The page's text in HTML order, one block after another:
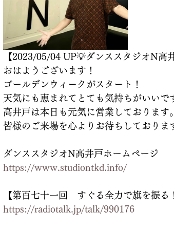
【2023/05/04 UP💡ダンススタジオN
おはようございます！
ゴールデンウィークがスタート！
天気にも恵まれてとても気持ちがいいで
高井戸は本日も元気に営業しております。
皆様のご来場を心よりお待ちしておりま
ダンススタジオN高井戸ホームページ
https://www.studiontkd.info/
【第百七十一回　すぐる全力で旗を振る
https://radiotalk.jp/talk/990176